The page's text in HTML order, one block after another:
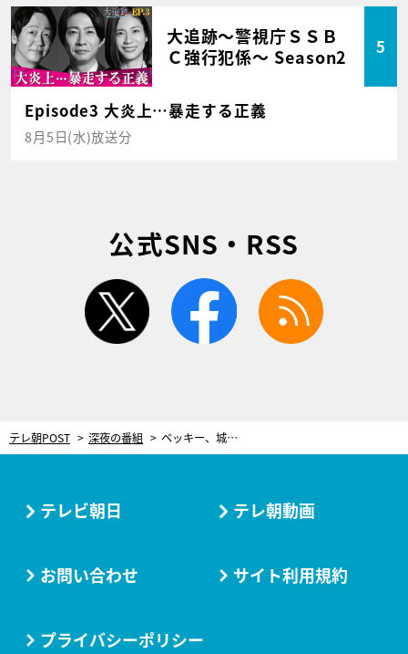
大追跡～警視庁ＳＳＢ
Ｃ強行犯係～ Season2
5
Episode3 大炎上…暴走する正義
8月5日(水)放送分
公式SNS・RSS
twitter facebook
テレ朝POST 深夜の番組 ベッキー、城田優の婚約者役に！「いつものように呼び合っていたら、周りが…」
テレビ朝日 テレ朝動画
お問い合わせ サイト利用規約
プライバシーポリシー